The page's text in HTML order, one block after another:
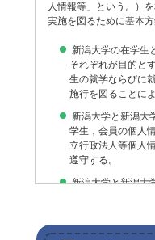
人情報等」という。）
実施を図るために基本方
新潟大学の在学生
それぞれが目的と
生の就学ならびに
施行を図ることに
新潟大学と新潟大
学生，会員の個人
立行政法人等個人
遵守する。
新潟大学と新潟大